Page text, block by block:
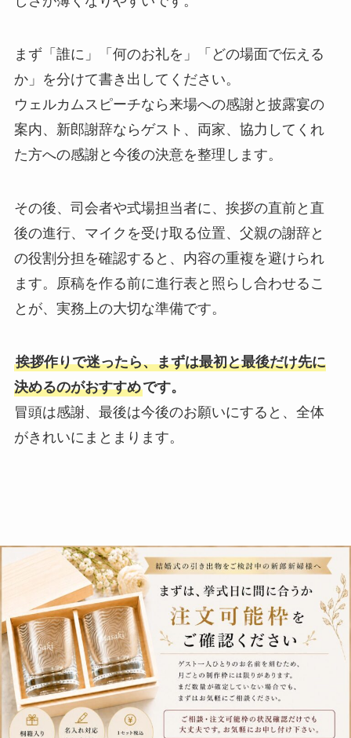
まず「誰に」「何のお礼を」「どの場面で伝える
か」を分けて書き出してください。
ウェルカムスピーチなら来場への感謝と披露宴の
案内、新郎謝辞ならゲスト、両家、協力してくれ
た方への感謝と今後の決意を整理します。
その後、司会者や式場担当者に、挨拶の直前と直
後の進行、マイクを受け取る位置、父親の謝辞と
の役割分担を確認すると、内容の重複を避けられ
ます。原稿を作る前に進行表と照らし合わせるこ
とが、実務上の大切な準備です。
挨拶作りで迷ったら、まずは最初と最後だけ先に
決めるのがおすすめです。
冒頭は感謝、最後は今後のお願いにすると、全体
がきれいにまとまります。